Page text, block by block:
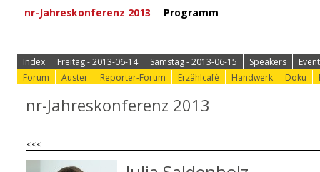
Index Freitag - 2013-06-14 Samstag - 2013-06-15 Speakers
Forum
Auster Reporter-Forum Erzählcafé Handwerk Doku
nr-Jahreskonferenz 2013
<<<
nr-Jahreskonferenz 2013 Programm